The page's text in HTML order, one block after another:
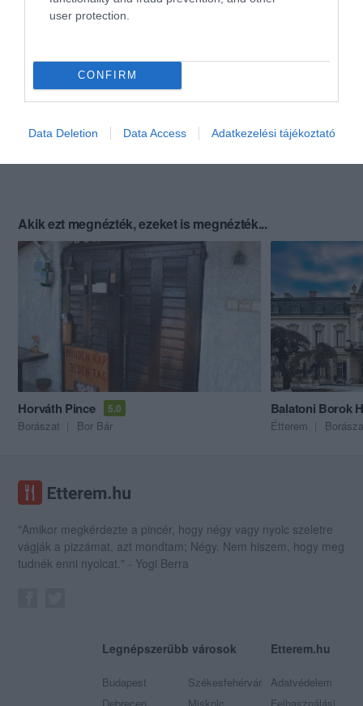
user protection.
CONFIRM
Data Deletion Data Access Adatkezelési tájékoztató
Akik ezt megnézték, ezeket is megnézték...
Horváth Pince 5.0
Borászat Bor Bár
Balatoni Borok
Étterem
"Amikor megkérdezte a pincér, hogy négy vagy nyolc szeletre
vágják a pizzámat, azt mondtam; Négy. Nem hiszem, hogy meg
tudnék enni nyolcat." - Yogi Berra
Legnépszerűbb városok
Budapest
Székesfehérvár
Etterem.hu
Adatvédelem